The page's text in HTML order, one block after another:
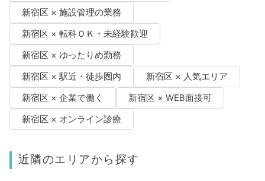
新宿区 × 施設管理の業務
新宿区 × 転科ＯＫ・未経験歓迎
新宿区 × ゆったりめ勤務
新宿区 × 駅近・徒歩圏内
新宿区 × 人気エリア
新宿区 × 企業で働く
新宿区 × WEB面接可
新宿区 × オンライン診療
近隣のエリアから探す